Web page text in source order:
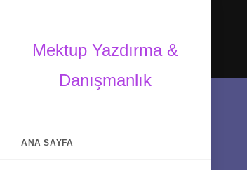
Mektup Yazdırma &
Danışmanlık
ANA SAYFA